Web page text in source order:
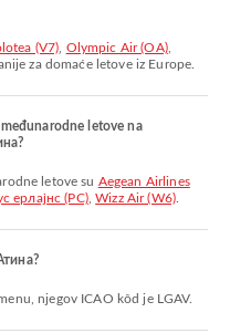
(V7) Olympic Air (OA),
za domaće letove iz Europe.
letove na
letove su Aegean Airlines
ерлајнс (PC),Wizz Air (W6).
njegov ICAO kôd je LGAV.